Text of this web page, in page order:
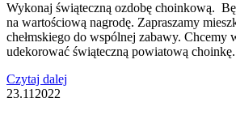
Wykonaj świąteczną ozdobę choinkową.
na wartościową nagrodę. Zapraszamy
chełmskiego do wspólnej zabawy. Chcemy
udekorować świąteczną powiatową
Czytaj dalej
23.11 2022